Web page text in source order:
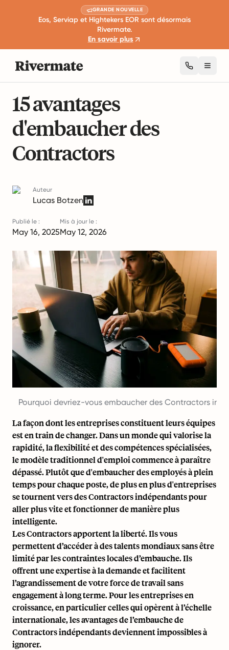
GRANDE NOUVELLE
Eos, Serviap et Hightekers EOR sont désormais
Rivermate.
En savoir plus
15 avantages
d'embaucher des
Contractors
Auteur
Lucas Botzen
Publié le :
May 16, 2025
Mis à jour le :
May 12, 2026
Pourquoi devriez-vous embaucher des Contractors
La façon dont les entreprises constituent leurs équipes
est en train de changer. Dans un monde qui valorise la
rapidité, la flexibilité et des compétences spécialisées,
le modèle traditionnel d'emploi commence à paraître
dépassé. Plutôt que d'embaucher des employés à plein
temps pour chaque poste, de plus en plus d'entreprises
se tournent vers des Contractors indépendants pour
aller plus vite et fonctionner de manière plus
intelligente.
Les Contractors apportent la liberté. Ils vous
permettent d’accéder à des talents mondiaux sans être
limité par les contraintes locales d’embauche. Ils
offrent une expertise à la demande et facilitent
l’agrandissement de votre force de travail sans
engagement à long terme. Pour les entreprises en
croissance, en particulier celles qui opèrent à l’échelle
internationale, les avantages de l’embauche de
Contractors indépendants deviennent impossibles à
ignorer.